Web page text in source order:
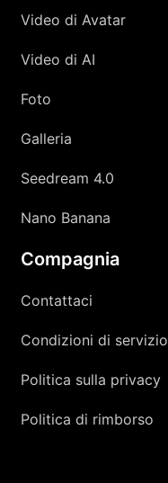
Video di Avatar
Video di AI
Foto
Galleria
Seedream 4.0
Nano Banana
Compagnia
Contattaci
Condizioni di servizio
Politica sulla privacy
Politica di rimborso